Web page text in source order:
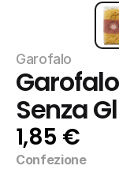
Garofalo
Senza
1,85 €
Confezione